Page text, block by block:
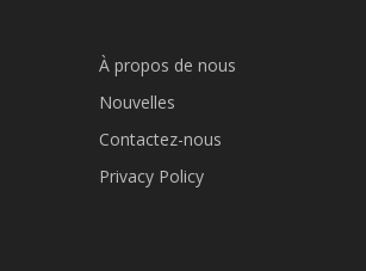
À propos de nous
Nouvelles
Contactez-nous
Privacy Policy